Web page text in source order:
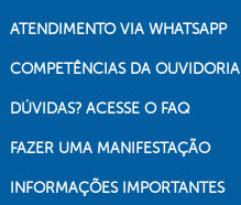
ATENDIMENTO VIA WHATSAPP
COMPETÊNCIAS DA OUVIDORIA
DÚVIDAS? ACESSE O FAQ
FAZER UMA MANIFESTAÇÃO
INFORMAÇÕES IMPORTANTES